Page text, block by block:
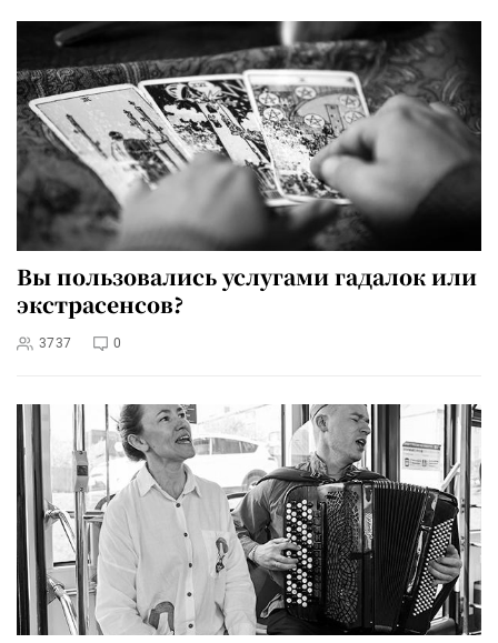
Вы пользовались услугами гадалок или
экстрасенсов?
3737 0